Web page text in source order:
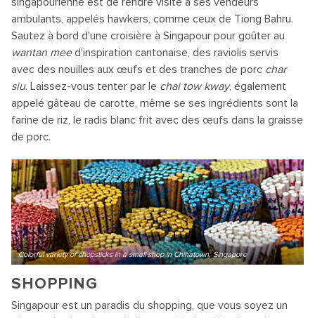
ambulants, appelés hawkers, comme ceux de Tiong Bahru.
Sautez à bord d'une croisière à Singapour pour goûter au
wantan meed'inspiration cantonaise, des raviolis servis
avec des nouilles aux œufs et des tranches de porc char
siu. Laissez-vous tenter par le chai tow kway, également
appelé gâteau de carotte, même se ses ingrédients sont la
farine de riz, le radis blanc frit avec des œufs dans la graisse
de porc.
Colorful variety of chopsticks in a small shop in Chinatown, Singapore
SHOPPING
Singapour est un paradis du shopping, que vous soyez un